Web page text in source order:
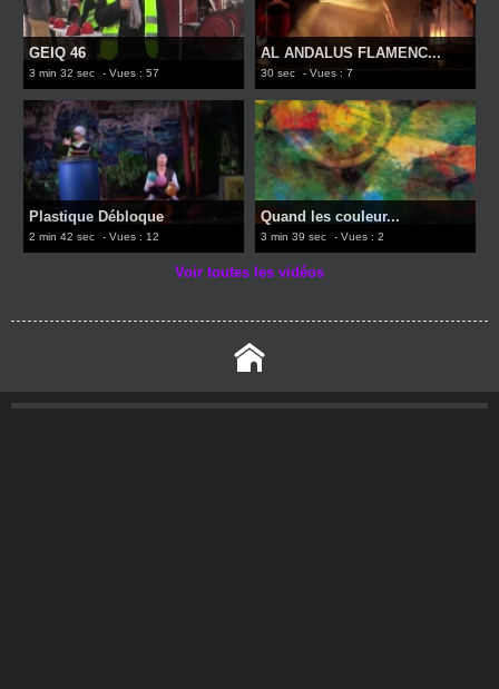
GEIQ 46
3 min 32 sec - Vues : 57
AL ANDALUS FLAMENC...
30 sec - Vues : 7
Plastique Débloque
2 min 42 sec - Vues : 12
Quand les couleur...
3 min 39 sec - Vues : 2
Voir toutes les vidéos